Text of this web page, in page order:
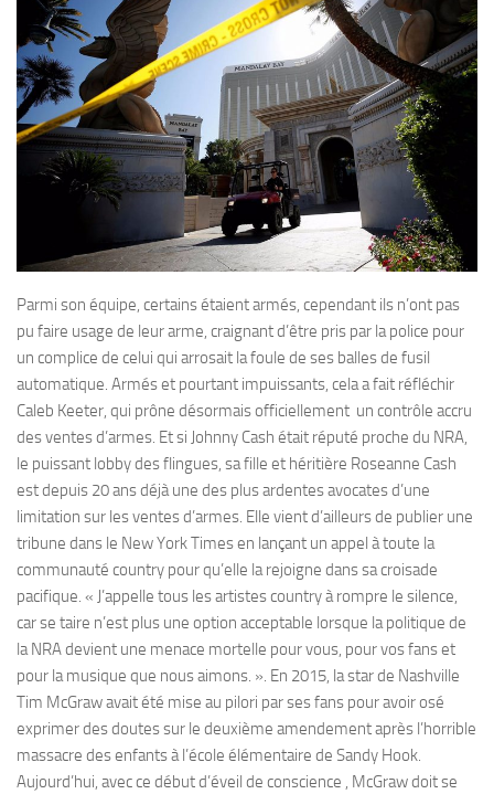
Parmi son équipe, certains étaient armés, cependant ils n’ont pas
pu faire usage de leur arme, craignant d’être pris par la police pour
un complice de celui qui arrosait la foule de ses balles de fusil
automatique. Armés et pourtant impuissants, cela a fait réfléchir
Caleb Keeter, qui prône désormais officiellement un contrôle accru
des ventes d’armes. Et si Johnny Cash était réputé proche du NRA,
le puissant lobby des flingues, sa fille et héritière Roseanne Cash
est depuis 20 ans déjà une des plus ardentes avocates d’une
limitation sur les ventes d’armes. Elle vient d’ailleurs de publier une
tribune dans le New York Times en lançant un appel à toute la
communauté country pour qu’elle la rejoigne dans sa croisade
pacifique. « J’appelle tous les artistes country à rompre le silence,
car se taire n’est plus une option acceptable lorsque la politique de
la NRA devient une menace mortelle pour vous, pour vos fans et
pour la musique que nous aimons. ». En 2015, la star de Nashville
Tim McGraw avait été mise au pilori par ses fans pour avoir osé
exprimer des doutes sur le deuxième amendement après l’horrible
massacre des enfants à l’école élémentaire de Sandy Hook.
Aujourd’hui, avec ce début d’éveil de conscience , McGraw doit se